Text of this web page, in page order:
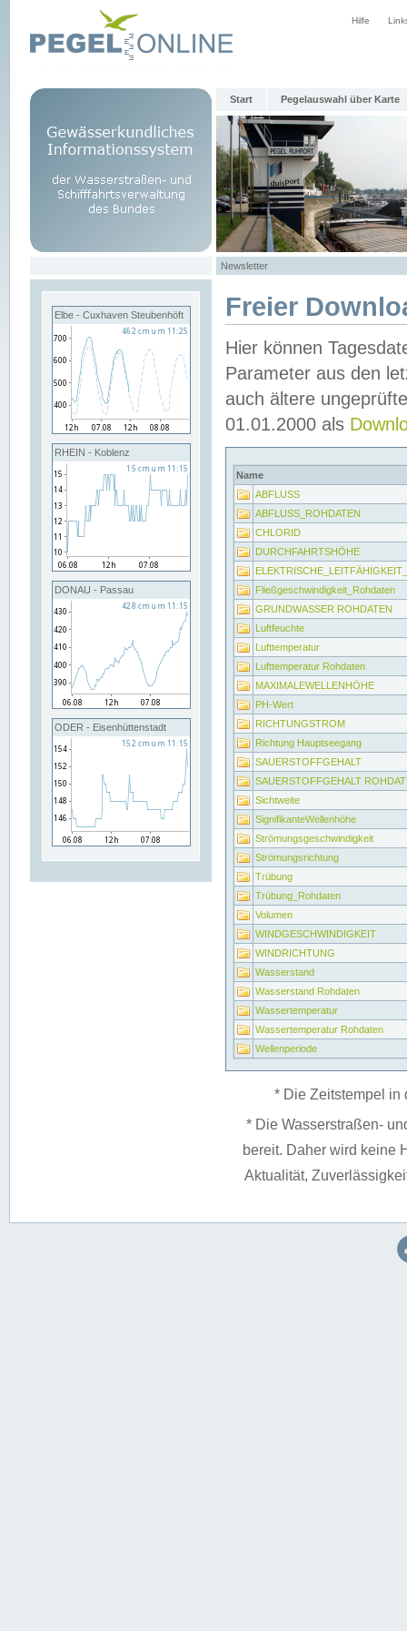
Hilfe
Start Pegelauswahl über Karte
Newsletter
Elbe - Cuxhaven Steubenhöft
RHEIN - Koblenz
DONAU - Passau
ODER - Eisenhüttenstadt
Freier
Hier können
Parameter aus den
auch ältere
01.01.2000 als
Name
ABFLUSS
ABFLUSS_ROHDATEN
CHLORID
DURCHFAHRTSHÖHE
Fließgeschwindigkeit_Rohdaten
GRUNDWASSER ROHDATEN
Luftfeuchte
Lufttemperatur
Lufttemperatur Rohdaten
MAXIMALEWELLENHÖHE
PH-Wert
RICHTUNGSTROM
Richtung Hauptseegang
SAUERSTOFFGEHALT
SAUERSTOFFGEHALT
Sichtweite
SignifikanteWellenhöhe
Strömungsgeschwindigkeit
Strömungsrichtung
Trübung
Trübung_Rohdaten
Volumen
WINDGESCHWINDIGKEIT
WINDRICHTUNG
Wasserstand
Wasserstand Rohdaten
Wassertemperatur
Wassertemperatur Rohdaten
Wellenperiode
* Die Zeitstempel in
* Die Wasserstraßen-
bereit. Daher wird keine
Aktualität,